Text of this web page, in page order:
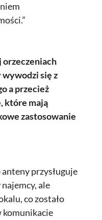
orzeczeniach
się z
a przecież
które mają
zastosowanie
przysługuje
ale
co zostało
komunikacie